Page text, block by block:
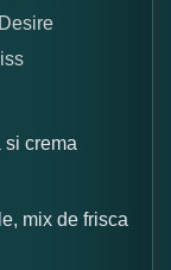
si crema
mix de frisca